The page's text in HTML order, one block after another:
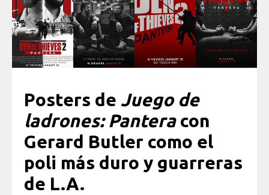
Posters de Juego de
ladrones: Panteracon
Gerard Butler como el
poli más duro y guarreras
de L.A.